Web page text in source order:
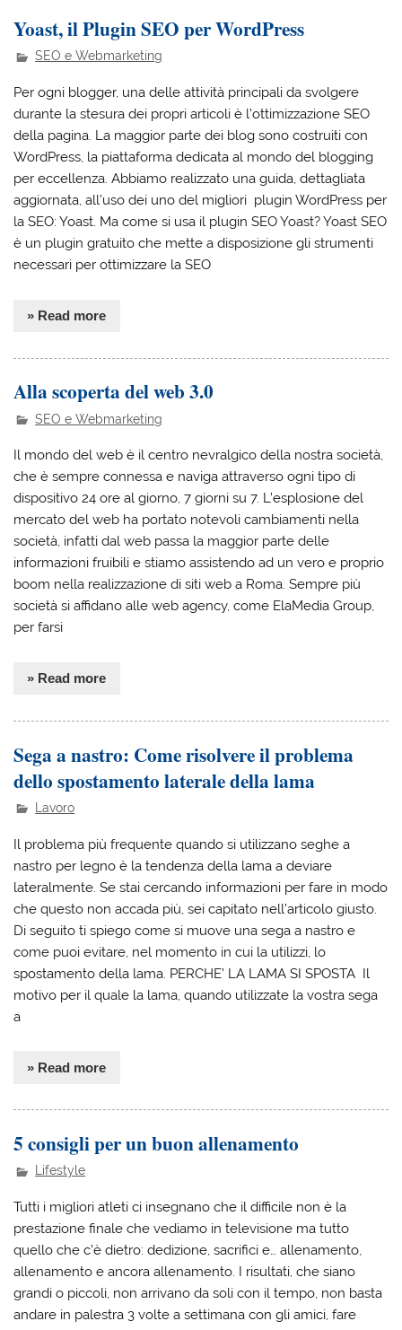
Yoast, il Plugin SEO per WordPress
SEO e Webmarketing
Per ogni blogger, una delle attività principali da svolgere
durante la stesura dei propri articoli è l’ottimizzazione SEO
della pagina. La maggior parte dei blog sono costruiti con
WordPress, la piattaforma dedicata al mondo del blogging
per eccellenza. Abbiamo realizzato una guida, dettagliata
aggiornata, all’uso dei uno del migliori plugin WordPress per
la SEO: Yoast. Ma come si usa il plugin SEO Yoast? Yoast SEO
è un plugin gratuito che mette a disposizione gli strumenti
necessari per ottimizzare la SEO
» Read more
Alla scoperta del web 3.0
SEO e Webmarketing
Il mondo del web è il centro nevralgico della nostra società,
che è sempre connessa e naviga attraverso ogni tipo di
dispositivo 24 ore al giorno, 7 giorni su 7. L’esplosione del
mercato del web ha portato notevoli cambiamenti nella
società, infatti dal web passa la maggior parte delle
informazioni fruibili e stiamo assistendo ad un vero e proprio
boom nella realizzazione di siti web a Roma. Sempre più
società si affidano alle web agency, come ElaMedia Group,
per farsi
» Read more
Sega a nastro: Come risolvere il problema
dello spostamento laterale della lama
Lavoro
Il problema più frequente quando si utilizzano seghe a
nastro per legno è la tendenza della lama a deviare
lateralmente. Se stai cercando informazioni per fare in modo
che questo non accada più, sei capitato nell’articolo giusto.
Di seguito ti spiego come si muove una sega a nastro e
come puoi evitare, nel momento in cui la utilizzi, lo
spostamento della lama. PERCHE’ LA LAMA SI SPOSTA Il
motivo per il quale la lama, quando utilizzate la vostra sega
a
» Read more
5 consigli per un buon allenamento
Lifestyle
Tutti i migliori atleti ci insegnano che il difficile non è la
prestazione finale che vediamo in televisione ma tutto
quello che c’è dietro: dedizione, sacrifici e… allenamento,
allenamento e ancora allenamento. I risultati, che siano
grandi o piccoli, non arrivano da soli con il tempo, non basta
andare in palestra 3 volte a settimana con gli amici, fare